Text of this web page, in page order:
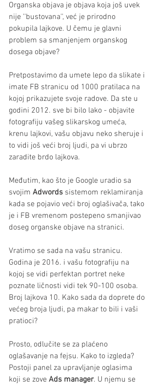
Organska objava je objava koja još uvek
nije ''bustovana'', već je prirodno
pokupila lajkove. U čemu je glavni
problem sa smanjenjem organskog
dosega objave?
Pretpostavimo da umete lepo da slikate i
imate FB stranicu od 1000 pratilaca na
kojoj prikazujete svoje radove. Da ste u
godini 2012. sve bi bilo lako - objavite
fotografiju vašeg slikarskog umeća,
krenu lajkovi, vašu objavu neko sheruje i
to vidi još veći broj ljudi, pa vi ubrzo
zaradite brdo lajkova.
Međutim, kao što je Google uradio sa
svojim Adwords sistemom reklamiranja
kada se pojavio veći broj oglašivača, tako
je i FB vremenom postepeno smanjivao
doseg organske objave na stranici.
Vratimo se sada na vašu stranicu.
Godina je 2016. i vašu fotografiju na
kojoj se vidi perfektan portret neke
poznate ličnosti vidi tek 90-100 osoba.
Broj lajkova 10. Kako sada da doprete do
većeg broja ljudi, pa makar to bili i vaši
pratioci?
Prosto, odlučite se za plaćeno
oglašavanje na fejsu. Kako to izgleda?
Postoji panel za upravljanje oglasima
koji se zove Ads manager. U njemu se